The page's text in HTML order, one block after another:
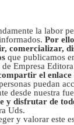
la labor
Por
comercializar,
que publicamos
Empresa
el enlace
puedan
desde nuestra
y disfrutar de
Uds.
y valorar este